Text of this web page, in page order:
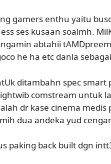
gamers enthu yaitu
ses kusaan soalmh.
abtahii
he ha etc danla
ditambahn spec smart
comstream untuk
dr kase cinema
dua andeka yud
paking back built dgn